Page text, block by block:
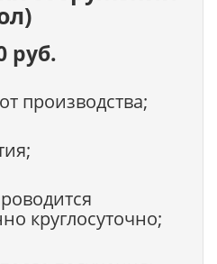
руб.
производства;
круглосуточно;